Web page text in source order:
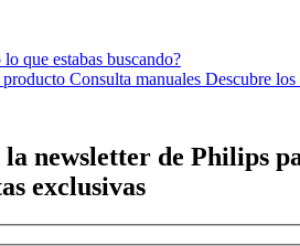
que estabas buscando?
Consulta manuales Descubre
la newsletter de Philips
exclusivas